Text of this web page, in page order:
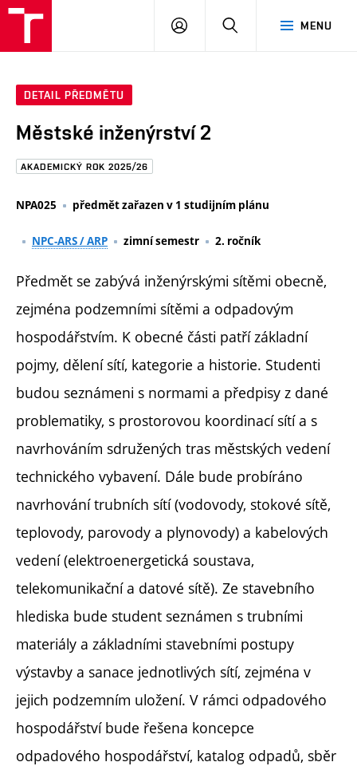
Brno
MENU
PŘIHLÁSIT
DETAIL PŘEDMĚTU
Městské inženýrství 2
AKADEMICKÝ ROK 2025/26
NPA025 předmět zařazen v 1 studijním plánu
NPC-ARS / ARP zimní semestr 2. ročník
Předmět se zabývá inženýrskými sítěmi obecně,
zejména podzemními sítěmi a odpadovým
hospodářstvím. K obecné části patří základní
pojmy, dělení sítí, kategorie a historie. Studenti
budou seznámeni s normami a předpisy z dané
problematiky, s prostorovou koordinací sítí a s
navrhováním sdružených tras městských vedení
technického vybavení. Dále bude probíráno
navrhování trubních sítí (vodovody, stokové sítě,
teplovody, parovody a plynovody) a kabelových
vedení (elektroenergetická soustava,
telekomunikační a datové sítě). Ze stavebního
hlediska bude student seznámen s trubními
materiály a základními stavebními postupy
výstavby a sanace jednotlivých sítí, zejména v
jejich podzemním uložení. V rámci odpadového
hospodářství bude řešena koncepce
odpadového hospodářství, katalog odpadů, sběr